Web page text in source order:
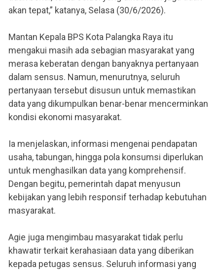
akan tepat,” katanya, Selasa (30/6/2026).
Mantan Kepala BPS Kota Palangka Raya itu
mengakui masih ada sebagian masyarakat yang
merasa keberatan dengan banyaknya pertanyaan
dalam sensus. Namun, menurutnya, seluruh
pertanyaan tersebut disusun untuk memastikan
data yang dikumpulkan benar-benar mencerminkan
kondisi ekonomi masyarakat.
Ia menjelaskan, informasi mengenai pendapatan
usaha, tabungan, hingga pola konsumsi diperlukan
untuk menghasilkan data yang komprehensif.
Dengan begitu, pemerintah dapat menyusun
kebijakan yang lebih responsif terhadap kebutuhan
masyarakat.
Agie juga mengimbau masyarakat tidak perlu
khawatir terkait kerahasiaan data yang diberikan
kepada petugas sensus. Seluruh informasi yang